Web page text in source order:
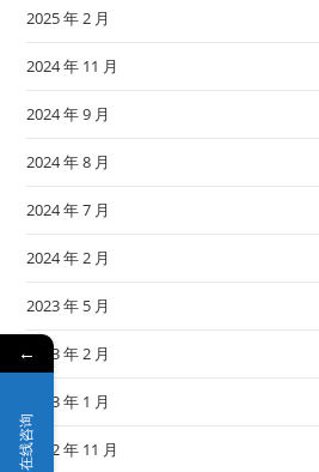
2025 年 2 月
2024 年 11 月
2024 年 9 月
2024 年 8 月
2024 年 7 月
2024 年 2 月
2023 年 5 月
2023 年 2 月
2023 年 1 月
2022 年 11 月
←
在线咨询